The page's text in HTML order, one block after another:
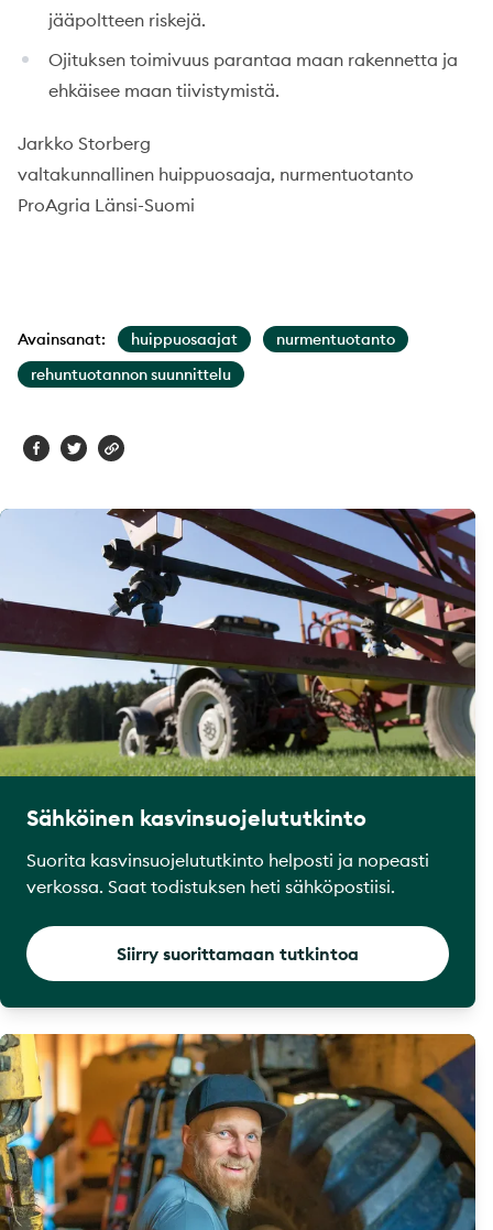
jääpoltteen riskejä.
Ojituksen toimivuus parantaa maan rakennetta ja
ehkäisee maan tiivistymistä.
Jarkko Storberg
valtakunnallinen huippuosaaja, nurmentuotanto
ProAgria Länsi-Suomi
Avainsanat: huippuosaajat
nurmentuotanto
rehuntuotannon suunnittelu
Sähköinen kasvinsuojelututkinto
Suorita kasvinsuojelututkinto helposti ja nopeasti
verkossa. Saat todistuksen heti sähköpostiisi.
Siirry suorittamaan tutkintoa